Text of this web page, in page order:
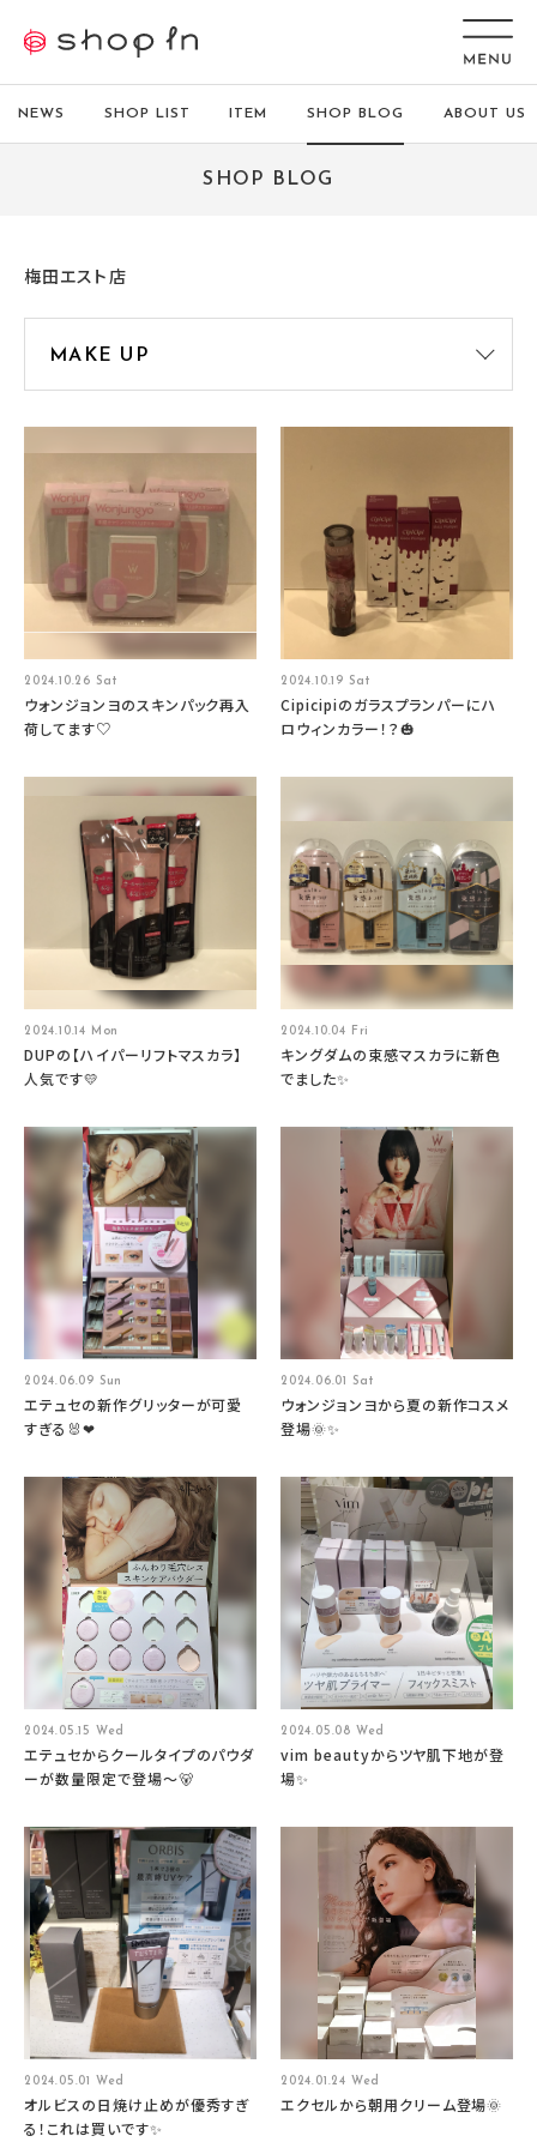
NEWS SHOP LIST ITEM SHOP BLOG ABOUT US
SHOP BLOG
梅田エスト店
2024.10.26 Sat
ウォンジョンヨのスキンパック再入
荷してます♡
2024.10.19 Sat
Cipicipiのガラスプランパーにハ
ロウィンカラー！？🎃
2024.10.14 Mon
DUPの【ハイパーリフトマスカラ】
人気です💛
2024.10.04 Fri
キングダムの束感マスカラに新色
でました✨
2024.06.09 Sun
エテュセの新作グリッターが可愛
すぎる🐰❤
2024.06.01 Sat
ウォンジョンヨから夏の新作コスメ
登場🌞✨
2024.05.15 Wed
エテュセからクールタイプのパウダ
ーが数量限定で登場～🐻
2024.05.08 Wed
vim beautyからツヤ肌下地が登
場✨
2024.05.01 Wed
オルビスの日焼け止めが優秀すぎ
る！これは買いです✨
2024.01.24 Wed
エクセルから朝用クリーム登場🌞